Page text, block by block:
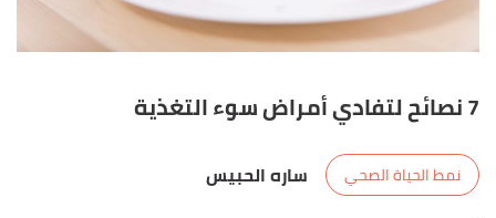
7 نصائح لتفادي أمراض سوء التغذية
نمط الحياة الصحي
ساره الحبيس